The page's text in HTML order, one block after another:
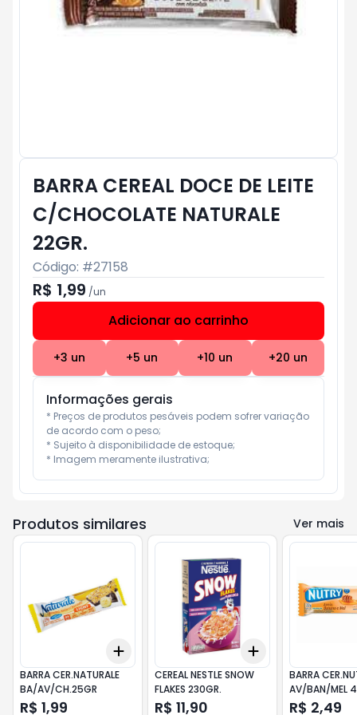
BARRA CEREAL DOCE DE LEITE
C/CHOCOLATE NATURALE
22GR.
Código: #27158
R$ 1,99 /un
Adicionar ao carrinho
+3 un +5 un +10 un +20 un
Informações gerais
* Preços de produtos pesáveis podem sofrer variação
de acordo com o peso;
* Sujeito à disponibilidade de estoque;
* Imagem meramente ilustrativa;
Produtos similares Ver mais
+10
Add
BARRA CER.NATURALE
BA/AV/CH.25GR
R$ 1,99
Add
CEREAL NESTLE SNOW
FLAKES 230GR.
R$ 11,90
BARRA
AV/BAN/MEL
R$ 2,49